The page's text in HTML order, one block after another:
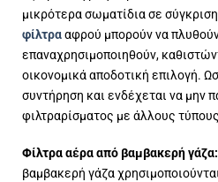
μικρότερα σωματίδια σε
φίλτρααφρού μπορούν να
επαναχρησιμοποιηθούν,
οικονομικά αποδοτική επιλογή.
συντήρηση και ενδέχεται να μην
φιλτραρίσματος με άλλους
Φίλτρα αέρα από βαμβακερή γάζα:
βαμβακερή γάζα